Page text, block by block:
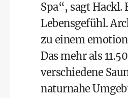
Spa“, sagt
Lebensgefühl.
zu einem
Das mehr als
verschiedene
naturnahe